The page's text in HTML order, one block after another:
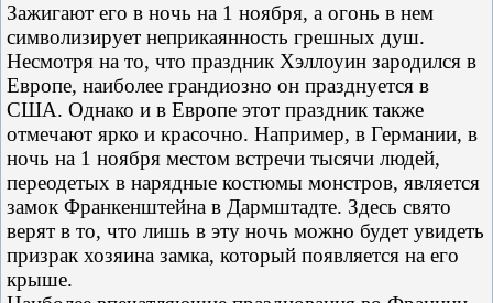
Зажигают его в ночь на 1 ноября, а огонь в нем
символизирует неприкаянность грешных душ.
Несмотря на то, что праздник Хэллоуин зародился в
Европе, наиболее грандиозно он празднуется в
США. Однако и в Европе этот праздник также
отмечают ярко и красочно. Например, в Германии, в
ночь на 1 ноября местом встречи тысячи людей,
переодетых в нарядные костюмы монстров, является
замок Франкенштейна в Дармштадте. Здесь свято
верят в то, что лишь в эту ночь можно будет увидеть
призрак хозяина замка, который появляется на его
крыше.